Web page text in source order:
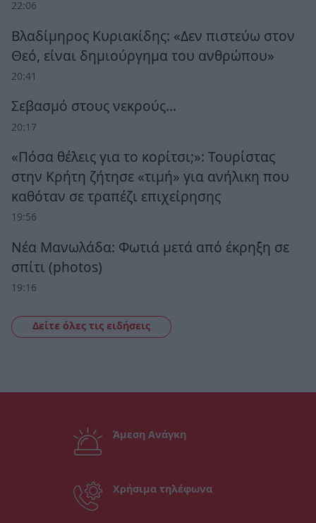
22:06
Βλαδίμηρος Κυριακίδης: «Δεν πιστεύω στον
Θεό, είναι δημιούργημα του ανθρώπου»
20:41
Σεβασμό στους νεκρούς…
20:17
«Πόσα θέλεις για το κορίτσι;»: Τουρίστας
στην Κρήτη ζήτησε «τιμή» για ανήλικη που
καθόταν σε τραπέζι επιχείρησης
19:56
Νέα Μανωλάδα: Φωτιά μετά από έκρηξη σε
σπίτι (photos)
19:16
Δείτε όλες τις ειδήσεις
Άμεση Ανάγκη
Χρήσιμα τηλέφωνα